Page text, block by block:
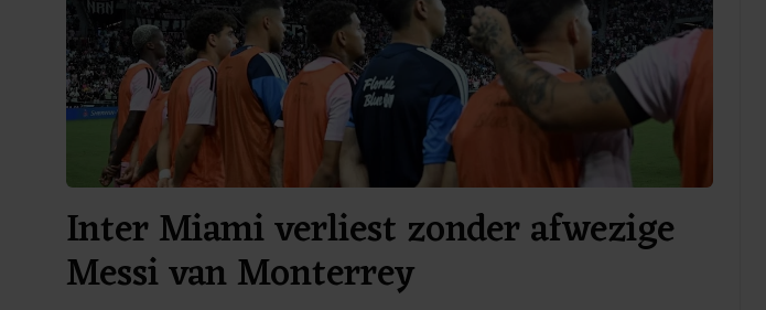
Inter Miami verliest zonder afwezige
Messi van Monterrey